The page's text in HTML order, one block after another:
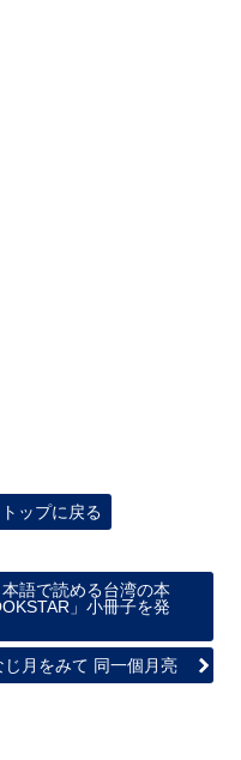
トップに戻る
語で読める台湾の本
」小冊子を発
じ月をみて 同一個月亮